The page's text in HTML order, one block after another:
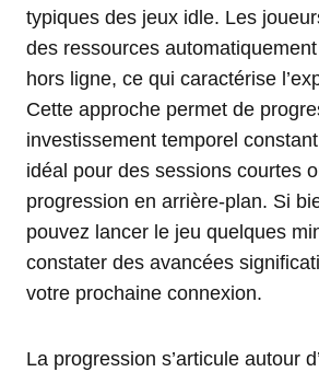
typiques des jeux idle. Les
des ressources
hors ligne, ce qui caractérise
Cette approche permet de
investissement temporel
idéal pour des sessions courtes
progression en arrière-plan. Si
pouvez lancer le jeu quelques
constater des avancées
votre prochaine connexion.
La progression s’articule autour